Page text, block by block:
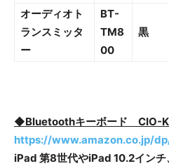
オーディオト
ランスミッタ
ー
BT-
TM8
00
黒
◆Bluetoothキーボード CIO-
https://www.amazon.co.jp/
iPad 第8世代やiPad 10.2イン